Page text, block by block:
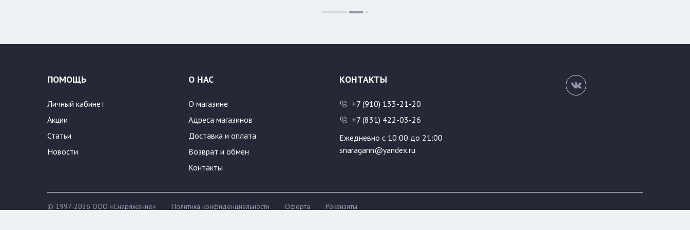
ПОМОЩЬ
Личный кабинет
Акции
Статьи
Новости
О НАС
О магазине
Адреса магазинов
Доставка и оплата
Возврат и обмен
Контакты
КОНТАКТЫ
+7 (910) 133-21-20
+7 (831) 422-03-26
Ежедневно с 10:00 до 21:00
snaragann@yandex.ru
© 1997-2026 ООО «Снаряжение» Политика конфиденциальности Оферта Реквизиты